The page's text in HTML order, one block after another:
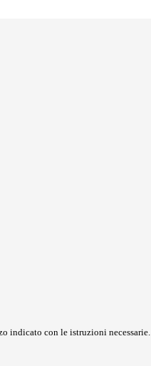
indicato con le istruzioni necessarie.